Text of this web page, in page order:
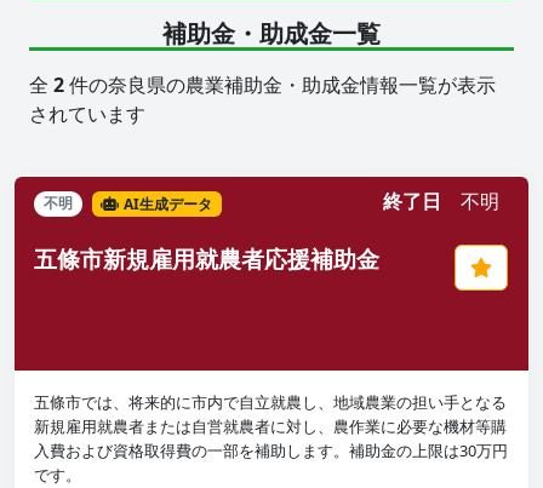
補助金・助成金一覧
全 2件の奈良県の農業補助金・助成金情報一覧が表示
されています
不明 AI生成データ 終了日 不明
五條市新規雇用就農者応援補助金
五條市では、将来的に市内で自立就農し、地域農業の担い手となる
新規雇用就農者または自営就農者に対し、農作業に必要な機材等購
入費および資格取得費の一部を補助します。補助金の上限は30万円
です。